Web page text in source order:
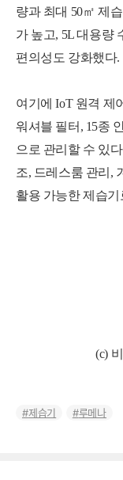
량과 최대 50㎡ 제
가 높고, 5L 대용량
편의성도 강화했다.
여기에 IoT 원격 제
워셔블 필터, 15종
으로 관리할 수 있
조, 드레스룸 관리,
활용 가능한 제습
(c)
제습기 루메나